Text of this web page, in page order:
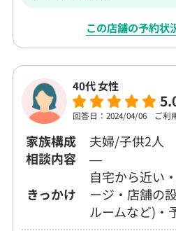
この店舗の予約状
40代 女性
回答日：2024/04/06 ご利
家族構成
夫婦/子供2人
相談内容
―
きっかけ
自宅から近い
ージ・店舗の
ルームなど)・